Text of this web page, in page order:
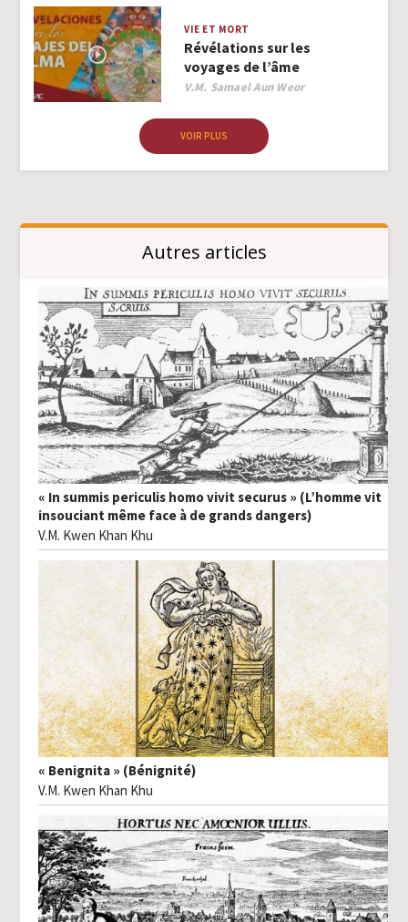
VIE ET MORT
Révélations sur les
voyages de l’âme
Author
V.M. Samael Aun Weor
VOIR PLUS
Autres articles
« In summis periculis homo vivit securus » (L’homme vit
insouciant même face à de grands dangers)
V.M. Kwen Khan Khu
« Benignita » (Bénignité)
V.M. Kwen Khan Khu